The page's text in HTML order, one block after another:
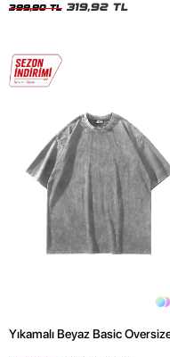
399,90 TL 319,92 TL
Yıkamalı Beyaz Basic